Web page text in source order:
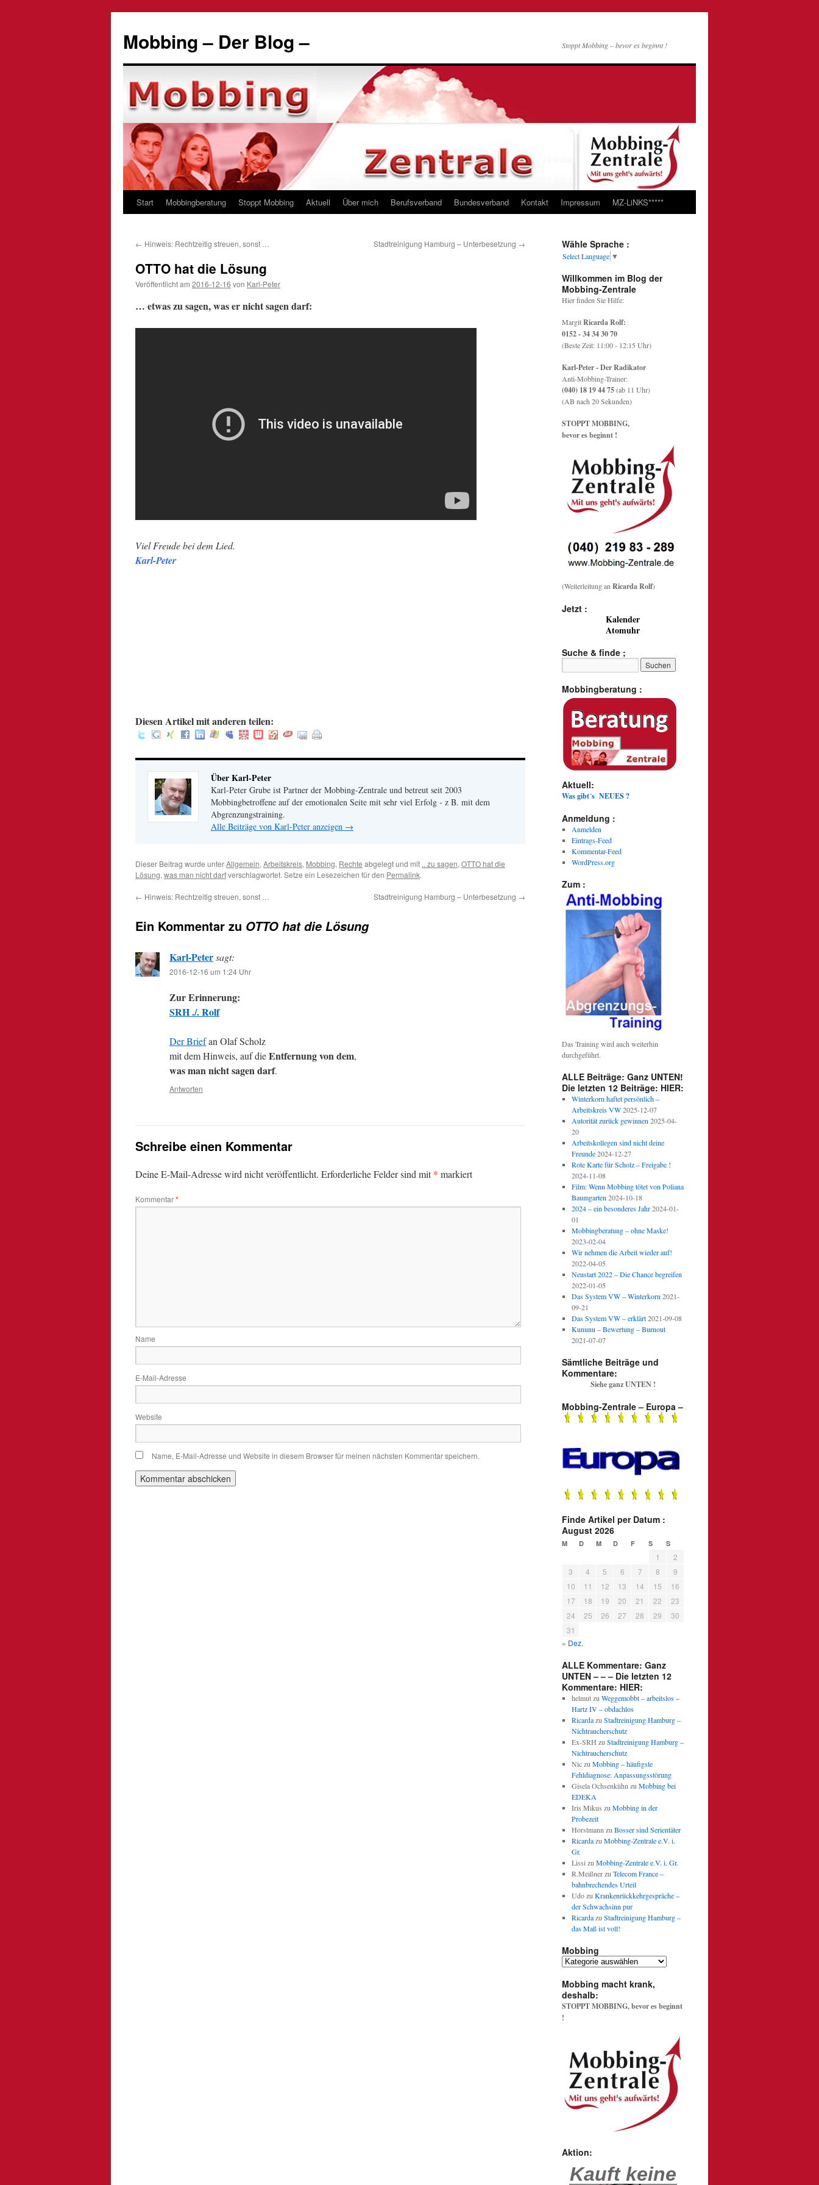
springen
Mobbing – Der Blog – Stoppt Mobbing – bevor es beginnt !
Start Mobbingberatung Stoppt Mobbing Aktuell Über mich Berufsverband Bundesverband Kontakt Impressum MZ-LiNKS*****
← Hinweis: Rechtzeitig streuen, sonst … Stadtreinigung Hamburg – Unterbesetzung →
OTTO hat die Lösung
Veröffentlicht am 2016-12-16 von Karl-Peter
… etwas zu sagen, was er nicht sagen darf:
Viel Freude bei dem Lied.
Karl-Peter
Diesen Artikel mit anderen teilen:
Über Karl-Peter
Karl-Peter Grube ist Partner der Mobbing-Zentrale und betreut seit 2003
Mobbingbetroffene auf der emotionalen Seite mit sehr viel Erfolg - z B. mit dem
Abgrenzungstraining.
Alle Beiträge von Karl-Peter anzeigen →
Dieser Beitrag wurde unterAllgemein, Arbeitskreis, Mobbing, Rechte abgelegt und mit .. zu sagen, OTTO hat die
Lösung, was man nicht darfverschlagwortet. Setze ein Lesezeichen für den Permalink.
← Hinweis: Rechtzeitig streuen, sonst … Stadtreinigung Hamburg – Unterbesetzung →
Ein Kommentar zu OTTO hat die Lösung
Karl-Petersagt:
2016-12-16 um 1:24 Uhr
Zur Erinnerung:
SRH ./. Rolf
Der Briefan Olaf Scholz
mit dem Hinweis, auf dieEntfernung von dem,
was man nicht sagen darf.
Antworten
Schreibe einen Kommentar
Deine E-Mail-Adresse wird nicht veröffentlicht. Erforderliche Felder sind mit* markiert
Kommentar*
Name
E-Mail-Adresse
Website
Name, E-Mail-Adresse und Website in diesem Browser für meinen nächsten Kommentar speichern.
Wähle Sprache :
Select Language ▼
Willkommen im Blog der
Mobbing-Zentrale
Hier finden Sie Hilfe:
MargitRicarda Rolf:
0152 - 34 34 30 70
(Beste Zeit: 11:00 - 12:15 Uhr)
Karl-Peter - Der Radikator
Anti-Mobbing-Trainer:
(040) 18 19 44 75(ab 11 Uhr)
(AB nach 20 Sekunden)
STOPPT MOBBING,
bevor es beginnt !
(Weiterleitung an Ricarda Rolf)
Jetzt :
Kalender
Atomuhr
Suche & finde ;
Mobbingberatung :
Aktuell:
Was gibt´s NEUES ?
Anmeldung :
Anmelden
Eintrags-Feed
Kommentar-Feed
WordPress.org
Zum :
Das Training wird auch weiterhin
durchgeführt.
ALLE Beiträge: Ganz UNTEN!
Die letzten 12 Beiträge: HIER:
Winterkorn haftet persönlich –
Arbeitskreis VW 2025-12-07
Autorität zurück gewinnen 2025-04-
20
Arbeitskollegen sind nicht deine
Freunde 2024-12-27
Rote Karte für Scholz – Freigabe !
2024-11-08
Film: Wenn Mobbing tötet von Poliana
Baumgarten 2024-10-18
2024 – ein besonderes Jahr 2024-01-
01
Mobbingberatung – ohne Maske!
2023-02-04
Wir nehmen die Arbeit wieder auf!
2022-04-05
Neustart 2022 – Die Chance begreifen
2022-01-05
Das System VW – Winterkorn 2021-
09-21
Das System VW – erklärt 2021-09-08
Kununu – Bewertung – Burnout
2021-07-07
Sämtliche Beiträge und
Kommentare:
Siehe ganz UNTEN !
Mobbing-Zentrale – Europa –
Finde Artikel per Datum :
August 2026
M D M D F S S
1
2
3
4 5 6 7 8
9
10
11 12 13 14 15
16
17
18 19 20 21 22
23
24
25 26 27 28 29
30
31
« Dez.
ALLE Kommentare: Ganz
UNTEN – – – Die letzten 12
Kommentare: HIER:
helmutzu Weggemobbt – arbeitslos –
Hartz IV – obdachlos
Ricardazu Stadtreinigung Hamburg –
Nichtraucherschutz
Ex-SRH zu Stadtreinigung Hamburg –
Nichtraucherschutz
Niczu Mobbing – häufigste
Fehldiagnose: Anpassungsstörung
Gisela Ochsenkühn zu Mobbing bei
EDEKA
Iris Mikus zu Mobbing in der
Probezeit
Horstmann zu Bosser sind Serientäter
Ricardazu Mobbing-Zentrale e.V. i.
Gr.
Lissi zu Mobbing-Zentrale e.V. i. Gr.
R.Meißnerzu Telecom France –
bahnbrechendes Urteil
Udozu Krankenrückkehrgespräche –
der Schwachsinn pur
Ricardazu Stadtreinigung Hamburg –
das Maß ist voll!
Mobbing
Mobbing
Mobbing macht krank,
deshalb:
STOPPT MOBBING, bevor es beginnt
!
Aktion:
Kauft keine